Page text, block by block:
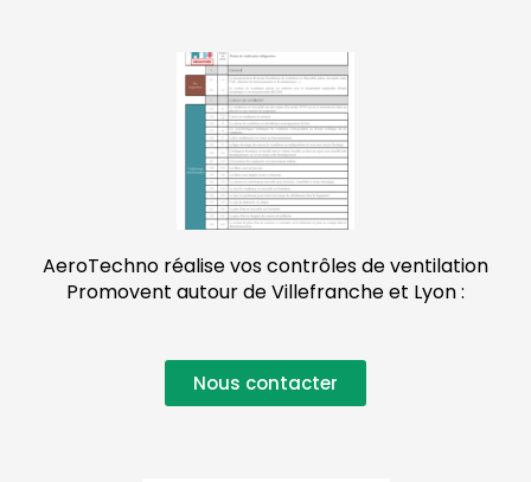
AeroTechno réalise vos contrôles de ventilation
Promovent autour de Villefranche et Lyon :
Nous contacter